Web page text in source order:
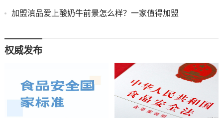
加盟滇品爱上酸奶牛前景怎么样？一家值得加盟
权威发布